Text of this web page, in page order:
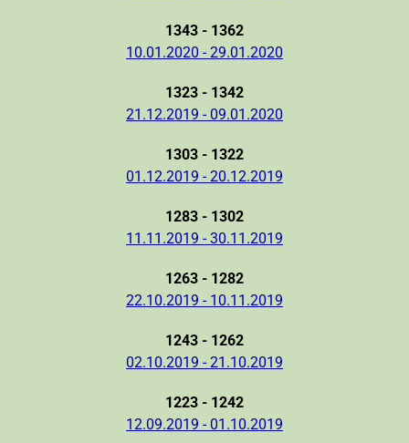
1343 - 1362
10.01.2020 - 29.01.2020
1323 - 1342
21.12.2019 - 09.01.2020
1303 - 1322
01.12.2019 - 20.12.2019
1283 - 1302
11.11.2019 - 30.11.2019
1263 - 1282
22.10.2019 - 10.11.2019
1243 - 1262
02.10.2019 - 21.10.2019
1223 - 1242
12.09.2019 - 01.10.2019